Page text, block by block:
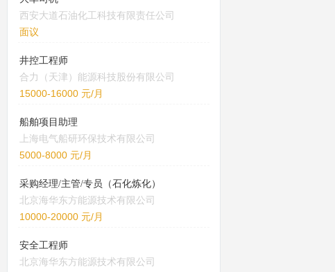
西安大道石油化工科技有限责任公司
面议
井控工程师
合力（天津）能源科技股份有限公司
15000-16000 元/月
船舶项目助理
上海电气船研环保技术有限公司
5000-8000 元/月
采购经理/主管/专员（石化炼化）
北京海华东方能源技术有限公司
10000-20000 元/月
安全工程师
北京海华东方能源技术有限公司